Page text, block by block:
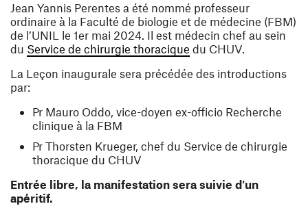
Jean Yannis Perentes a été nommé professeur
ordinaire à la Faculté de biologie et de médecine (FBM)
de l’UNIL le 1er mai 2024. Il est médecin chef au sein
du Service de chirurgie thoracique (ouvre une nouvelle
du CHUV.
La Leçon inaugurale sera précédée des introductions
par:
Pr Mauro Oddo, vice-doyen ex-officio Recherche
clinique à la FBM
Pr Thorsten Krueger, chef du Service de chirurgie
thoracique du CHUV
Entrée libre, la manifestation sera suivie d'un
apéritif.